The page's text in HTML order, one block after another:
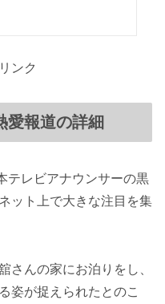
ンク
愛報道の詳細
テレビアナウンサーの黒
ット上で大きな注目を集
さんの家にお泊りをし、
姿が捉えられたとのこ